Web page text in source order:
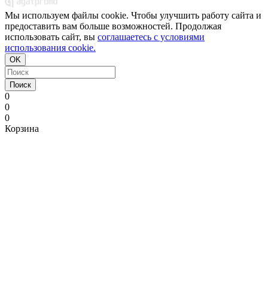
Мы используем файлы cookie. Чтобы улучшить работу сайта и
предоставить вам больше возможностей. Продолжая
использовать сайт, вы соглашаетесь с условиями
использования cookie.
OK
Поиск
0
0
0
Корзина